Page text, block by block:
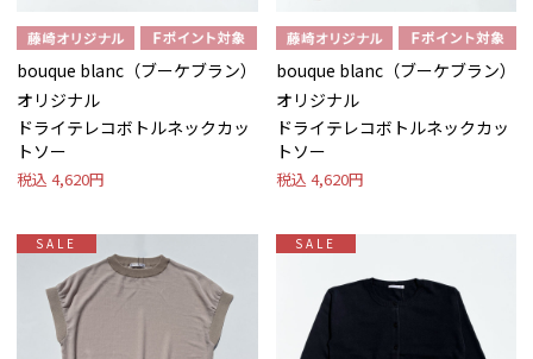
bouque blanc（ブーケブラン）
オリジナル
ドライテレコボトルネックカッ
トソー
税込 4,620円
bouque blanc（ブーケブラン）
オリジナル
ドライテレコボトルネックカッ
トソー
税込 4,620円
SALE SALE